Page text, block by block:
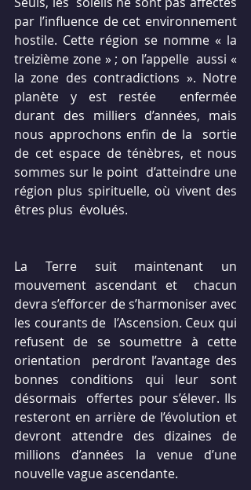
par l’influence de cet environnement
hostile. Cette région se nomme « la
treizième zone » ; on l’appelle  aussi «
la zone des contradictions ». Notre
planète y est restée  enfermée
durant des milliers d’années, mais
nous approchons enfin de la  sortie
de cet espace de ténèbres, et nous
sommes sur le point  d’atteindre une
région plus spirituelle, où vivent des
êtres plus  évolués.
La Terre suit maintenant un
mouvement ascendant et  chacun
devra s’efforcer de s’harmoniser avec
les courants de  l’Ascension. Ceux qui
refusent de se soumettre à cette
orientation  perdront l’avantage des
bonnes conditions qui leur sont
désormais  offertes pour s’élever. Ils
resteront en arrière de l’évolution et
devront attendre des dizaines de
millions d’années la venue d’une
nouvelle vague ascendante.